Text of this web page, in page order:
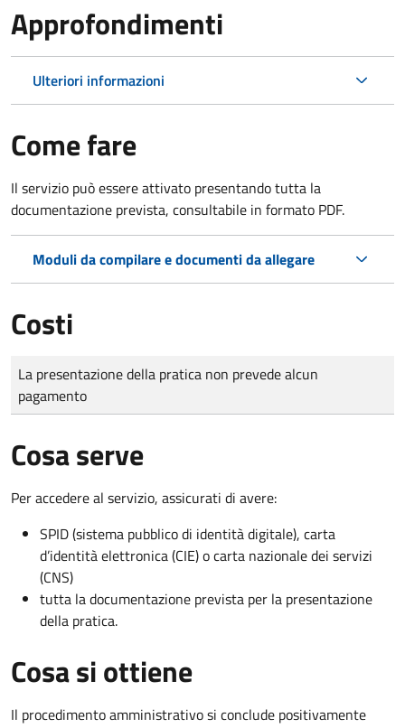
Approfondimenti
Ulteriori informazioni
Come fare
Il servizio può essere attivato presentando tutta la
documentazione prevista, consultabile in formato PDF.
Moduli da compilare e documenti da allegare
Costi
Tipo di pagamento
Importo
La presentazione della pratica non prevede alcun
pagamento
Cosa serve
Per accedere al servizio, assicurati di avere:
SPID (sistema pubblico di identità digitale), carta
d’identità elettronica (CIE) o carta nazionale dei servizi
(CNS)
tutta la documentazione prevista per la presentazione
della pratica.
Cosa si ottiene
Il procedimento amministrativo si conclude positivamente